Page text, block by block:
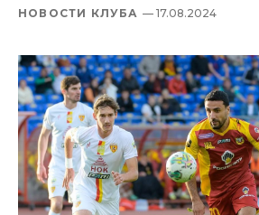
НОВОСТИ КЛУБА — 17.08.2024